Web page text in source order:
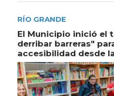
RÍO GRANDE
El Municipio inició el
derribar barreras"
accesibilidad desde